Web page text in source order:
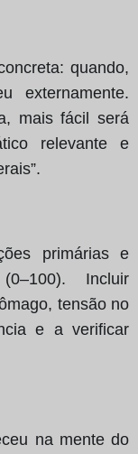
quando,
externamente.
mais fácil será
relevante e
primárias e
Incluir
tensão no
e a verificar
na mente do